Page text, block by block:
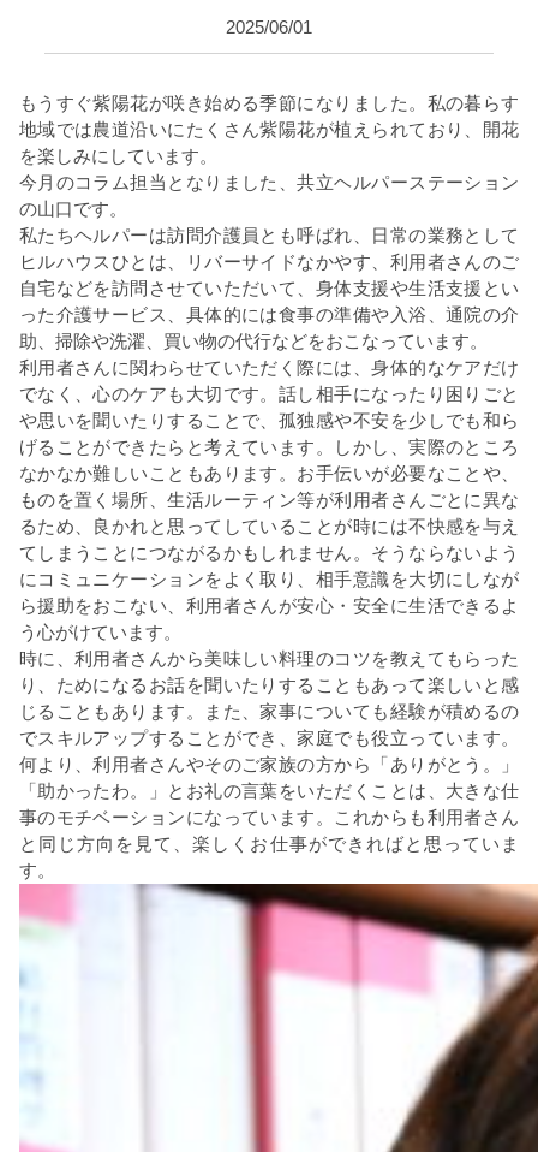
2025/06/01
もうすぐ紫陽花が咲き始める季節になりました。私の暮らす
地域では農道沿いにたくさん紫陽花が植えられており、開花
を楽しみにしています。
今月のコラム担当となりました、共立ヘルパーステーション
の山口です。
私たちヘルパーは訪問介護員とも呼ばれ、日常の業務として
ヒルハウスひとは、リバーサイドなかやす、利用者さんのご
自宅などを訪問させていただいて、身体支援や生活支援とい
った介護サービス、具体的には食事の準備や入浴、通院の介
助、掃除や洗濯、買い物の代行などをおこなっています。
利用者さんに関わらせていただく際には、身体的なケアだけ
でなく、心のケアも大切です。話し相手になったり困りごと
や思いを聞いたりすることで、孤独感や不安を少しでも和ら
げることができたらと考えています。しかし、実際のところ
なかなか難しいこともあります。お手伝いが必要なことや、
ものを置く場所、生活ルーティン等が利用者さんごとに異な
るため、良かれと思ってしていることが時には不快感を与え
てしまうことにつながるかもしれません。そうならないよう
にコミュニケーションをよく取り、相手意識を大切にしなが
ら援助をおこない、利用者さんが安心・安全に生活できるよ
う心がけています。
時に、利用者さんから美味しい料理のコツを教えてもらった
り、ためになるお話を聞いたりすることもあって楽しいと感
じることもあります。また、家事についても経験が積めるの
でスキルアップすることができ、家庭でも役立っています。
何より、利用者さんやそのご家族の方から「ありがとう。」
「助かったわ。」とお礼の言葉をいただくことは、大きな仕
事のモチベーションになっています。これからも利用者さん
と同じ方向を見て、楽しくお仕事ができればと思っていま
す。